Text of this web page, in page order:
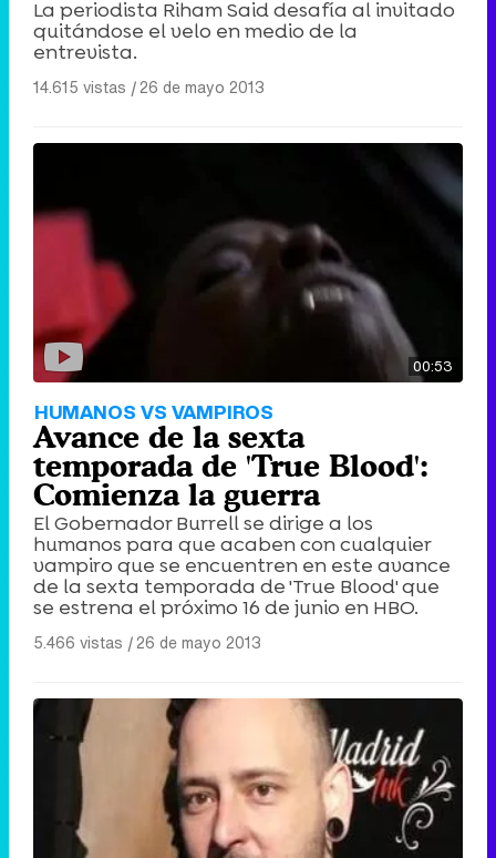
La periodista Riham Said desafía al invitado
quitándose el velo en medio de la
entrevista.
14.615 vistas |26 de mayo 2013
00:53
HUMANOS VS VAMPIROS
Avance de la sexta
temporada de 'True Blood':
Comienza la guerra
El Gobernador Burrell se dirige a los
humanos para que acaben con cualquier
vampiro que se encuentren en este avance
de la sexta temporada de 'True Blood' que
se estrena el próximo 16 de junio en HBO.
5.466 vistas |26 de mayo 2013